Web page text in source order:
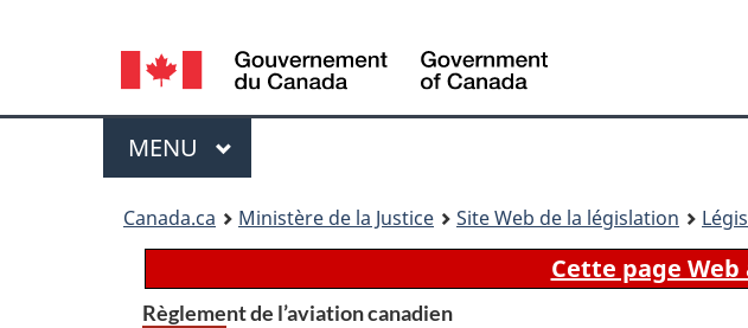
Language
selection
Menu
MENU PRINCIPAL
Canada.ca Ministère de la Justice Site Web de la législation
Cette page
Règlement de l’aviation canadien